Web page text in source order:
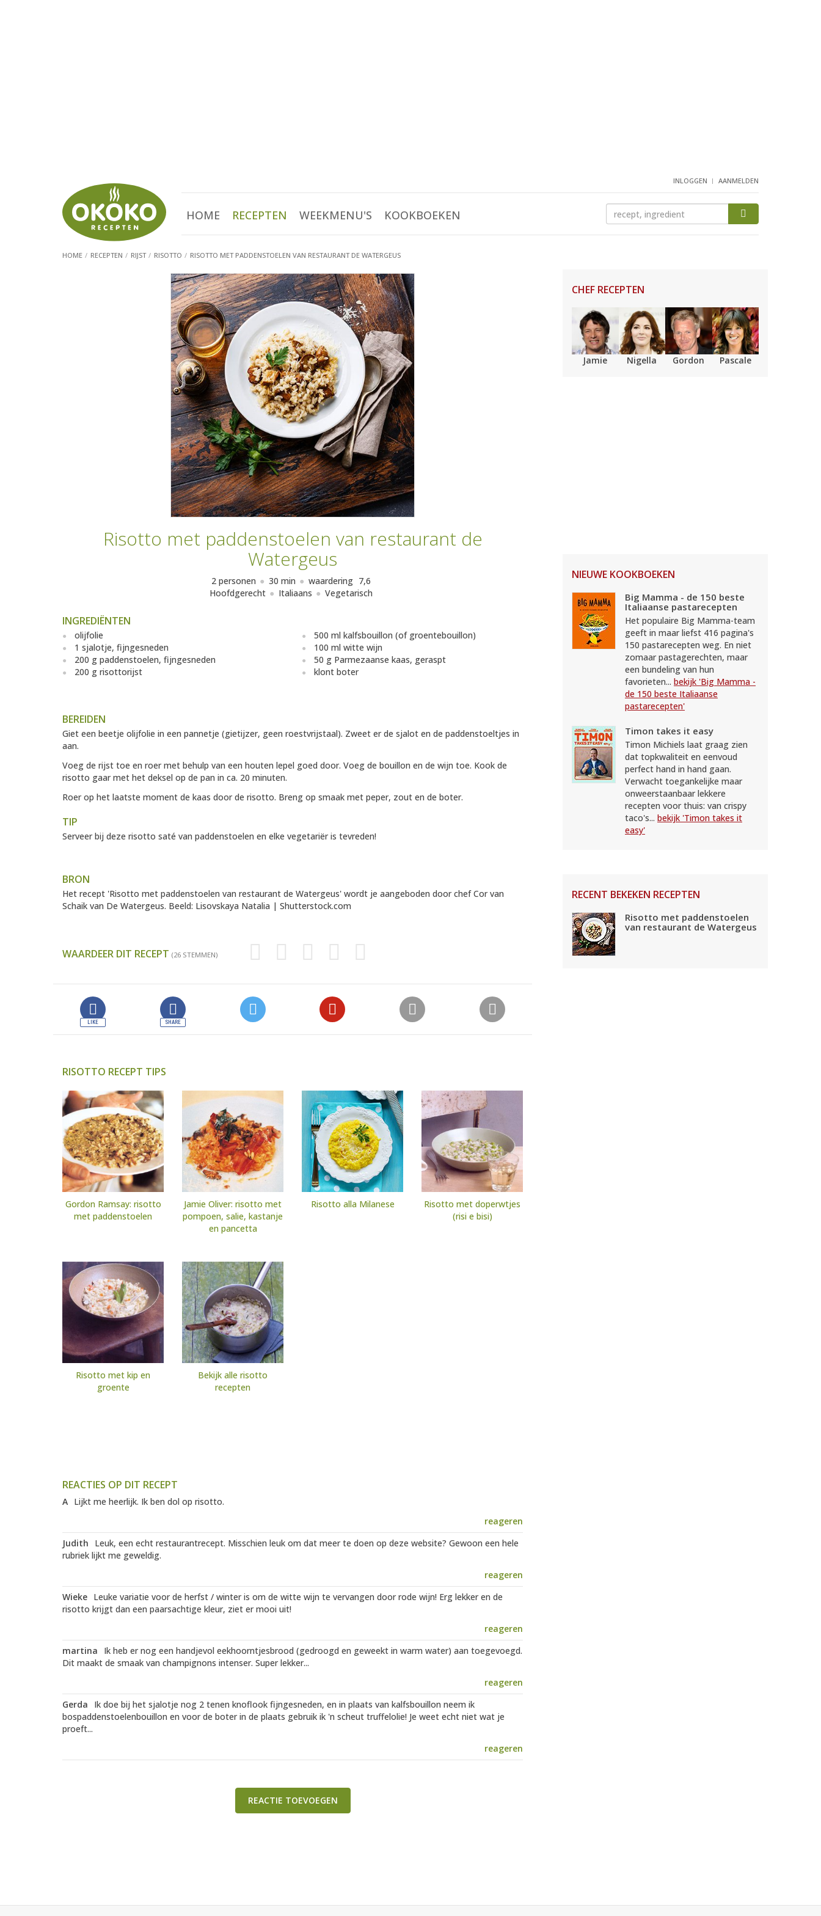
INLOGGEN AANMELDEN
HOME RECEPTEN WEEKMENU'S KOOKBOEKEN
HOME RECEPTEN RIJST RISOTTO RISOTTO MET PADDENSTOELEN VAN RESTAURANT DE WATERGEUS
Risotto met paddenstoelen van restaurant de
Watergeus
2 personen 30 min waardering 7,6
Hoofdgerecht
Italiaans Vegetarisch
INGREDIËNTEN
olijfolie
1 sjalotje, fijngesneden
200 g paddenstoelen, fijngesneden
200 g risottorijst
500 ml kalfsbouillon (of groentebouillon)
100 ml witte wijn
50 g Parmezaanse kaas, geraspt
klont boter
BEREIDEN
Giet een beetje olijfolie in een pannetje (gietijzer, geen roestvrijstaal). Zweet er de sjalot en de paddenstoeltjes in
aan.
Voeg de rijst toe en roer met behulp van een houten lepel goed door. Voeg de bouillon en de wijn toe. Kook de
risotto gaar met het deksel op de pan in ca. 20 minuten.
Roer op het laatste moment de kaas door de risotto. Breng op smaak met peper, zout en de boter.
TIP
Serveer bij deze risotto saté van paddenstoelen en elke vegetariër is tevreden!
BRON
Het recept 'Risotto met paddenstoelen van restaurant de Watergeus' wordt je aangeboden door chefCor van
Schaik van De Watergeus. Beeld: Lisovskaya Natalia | Shutterstock.com
WAARDEER DIT RECEPT (26 STEMMEN)
RISOTTO RECEPT TIPS
Gordon Ramsay: risotto
met paddenstoelen
Jamie Oliver: risotto met
pompoen, salie, kastanje
en pancetta
Risotto alla Milanese
Risotto met doperwtjes
(risi e bisi)
Risotto met kip en
groente
Bekijk alle risotto
recepten
REACTIES OP DIT RECEPT
A Lijkt me heerlijk. Ik ben dol op risotto.
reageren
Judith
Leuk, een echt restaurantrecept. Misschien leuk om dat meer te doen op deze website? Gewoon een hele
rubriek lijkt me geweldig.
reageren
Wieke Leuke variatie voor de herfst / winter is om de witte wijn te vervangen door rode wijn! Erg lekker en de
risotto krijgt dan een paarsachtige kleur, ziet er mooi uit!
reageren
martina
Ik heb er nog een handjevol eekhoorntjesbrood (gedroogd en geweekt in warm water) aan toegevoegd.
Dit maakt de smaak van champignons intenser. Super lekker...
reageren
Gerda
Ik doe bij het sjalotje nog 2 tenen knoflook fijngesneden, en in plaats van kalfsbouillon neem ik
bospaddenstoelenbouillon en voor de boter in de plaats gebruik ik 'n scheut truffelolie! Je weet echt niet wat je
proeft...
reageren
REACTIE TOEVOEGEN
CHEF RECEPTEN
Jamie Nigella Gordon Pascale
NIEUWE KOOKBOEKEN
Big Mamma - de 150 beste
Italiaanse pastarecepten
Het populaire Big Mamma-team
geeft in maar liefst 416 pagina's
150 pastarecepten weg. En niet
zomaar pastagerechten, maar
een bundeling van hun
favorieten... bekijk 'Big Mamma -
de 150 beste Italiaanse
pastarecepten'
Timon takes it easy
Timon Michiels laat graag zien
dat topkwaliteit en eenvoud
perfect hand in hand gaan.
Verwacht toegankelijke maar
onweerstaanbaar lekkere
recepten voor thuis: van crispy
taco's... bekijk 'Timon takes it
easy'
RECENT BEKEKEN RECEPTEN
Risotto met paddenstoelen
van restaurant de Watergeus